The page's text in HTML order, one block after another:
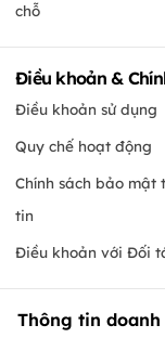
chỗ
Điều khoản &
Điều khoản sử dụng
Quy chế hoạt động
Chính sách bảo mật
tin
Điều khoản với Đối
Thông tin